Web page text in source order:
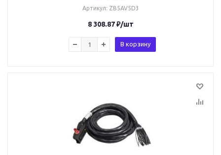
Артикул: ZB5AV5D3
8 308.87₽/шт
В корзину